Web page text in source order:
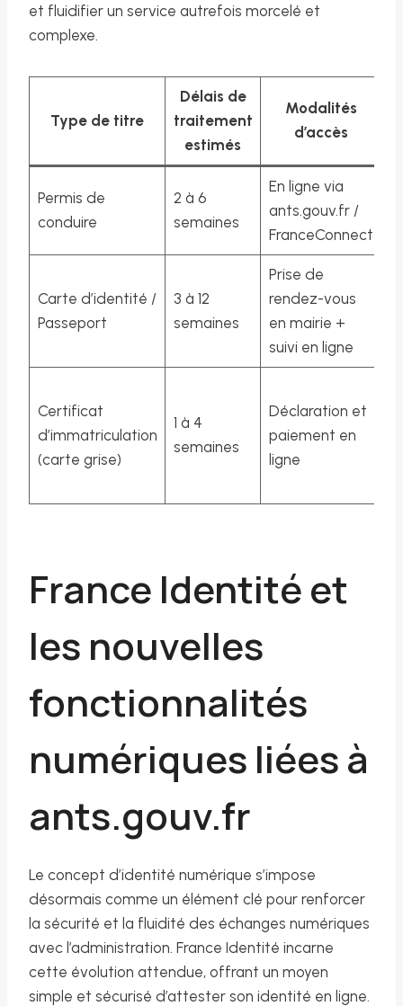
et fluidifier un service autrefois morcelé et
complexe.
Type de titre
Délais de
traitement
estimés
Modalités
d’accès
Permis de
conduire
2 à 6
semaines
En ligne via
ants.gouv.fr /
FranceConnect
Carte d’identité /
Passeport
3 à 12
semaines
Prise de
rendez-vous
en mairie +
suivi en ligne
Certificat
d’immatriculation
(carte grise)
1 à 4
semaines
Déclaration et
paiement en
ligne
France Identité et
les nouvelles
fonctionnalités
numériques liées à
ants.gouv.fr
Le concept d’identité numérique s’impose
désormais comme un élément clé pour renforcer
la sécurité et la fluidité des échanges numériques
avec l’administration. France Identité incarne
cette évolution attendue, offrant un moyen
simple et sécurisé d’attester son identité en ligne.